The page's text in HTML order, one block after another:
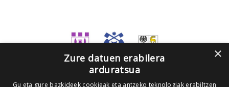
×
Zure datuen erabilera
arduratsua
Gu eta gure bazkideek cookieak eta antzeko teknologiak erabiltzen